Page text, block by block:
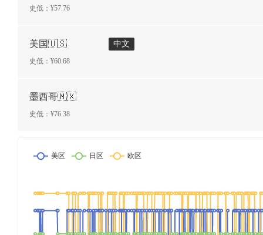
史低：¥57.76
美国🇺🇸 中文
史低：¥60.68
墨西哥🇲🇽
史低：¥76.38